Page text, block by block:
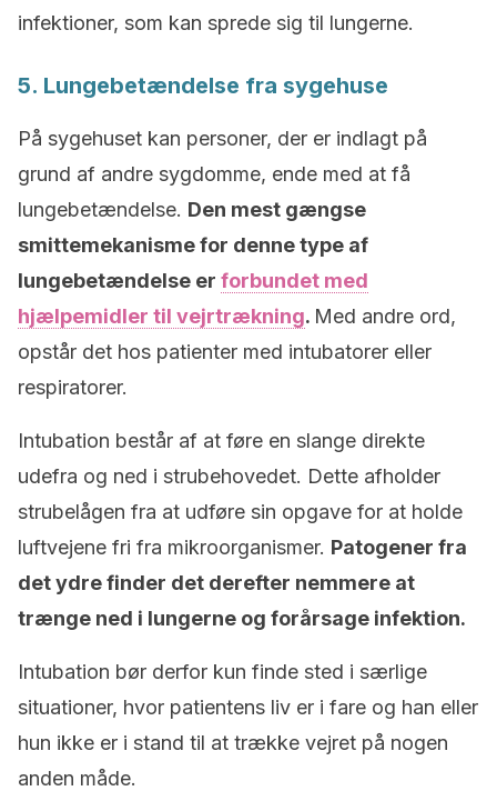
infektioner, som kan sprede sig til lungerne.
5. Lungebetændelse fra sygehuse
På sygehuset kan personer, der er indlagt på
grund af andre sygdomme, ende med at få
lungebetændelse. Den mest gængse
smittemekanisme for denne type af
lungebetændelse er forbundet med
hjælpemidler til vejrtrækning. Med andre ord,
opstår det hos patienter med intubatorer eller
respiratorer.
Intubation består af at føre en slange direkte
udefra og ned i strubehovedet. Dette afholder
strubelågen fra at udføre sin opgave for at holde
luftvejene fri fra mikroorganismer. Patogener fra
det ydre finder det derefter nemmere at
trænge ned i lungerne og forårsage infektion.
Intubation bør derfor kun finde sted i særlige
situationer, hvor patientens liv er i fare og han eller
hun ikke er i stand til at trække vejret på nogen
anden måde.